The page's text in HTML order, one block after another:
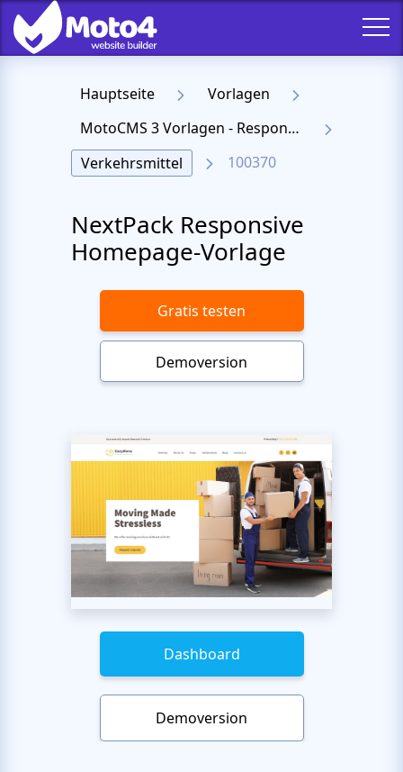
Hauptseite
Vorlagen
MotoCMS 3 Vorlagen - Responsive Templates für Website
Verkehrsmittel
100370
NextPack Responsive
Homepage-Vorlage
Gratis testen
Demoversion
Dashboard
Demoversion